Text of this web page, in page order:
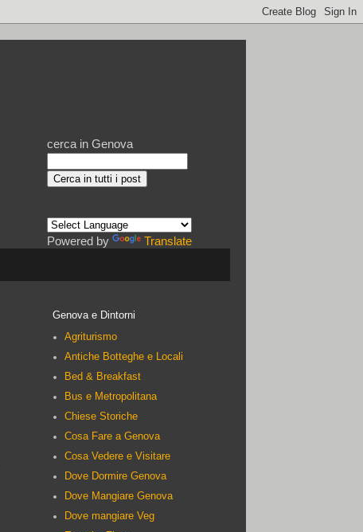
cerca in Genova
Powered by Translate
Genova e Dintorni
Agriturismo
Antiche Botteghe e Locali
Bed & Breakfast
Bus e Metropolitana
Chiese Storiche
Cosa Fare a Genova
Cosa Vedere e Visitare
Dove Dormire Genova
Dove Mangiare Genova
Dove mangiare Veg